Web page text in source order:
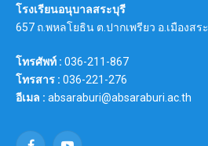
โรงเรียนอนุบาลสระบุรี
657 ถ.พหลโยธิน ต.ปากเพรียว อ.เมืองสร
โทรศัพท์ : 036-211-867
โทรสาร : 036-221-276
อีเมล : absaraburi@absaraburi.ac.th